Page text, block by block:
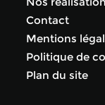
Contact
Mentions
Politique de
Plan du site